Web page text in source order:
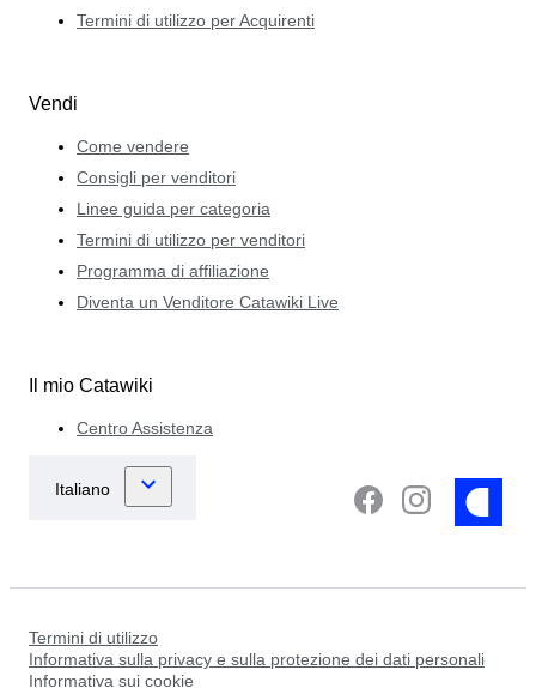
Termini di utilizzo per Acquirenti
Vendi
Come vendere
Consigli per venditori
Linee guida per categoria
Termini di utilizzo per venditori
Programma di affiliazione
Diventa un Venditore Catawiki Live
Il mio Catawiki
Centro Assistenza
Termini di utilizzo
Informativa sulla privacy e sulla protezione dei dati personali
Informativa sui cookie